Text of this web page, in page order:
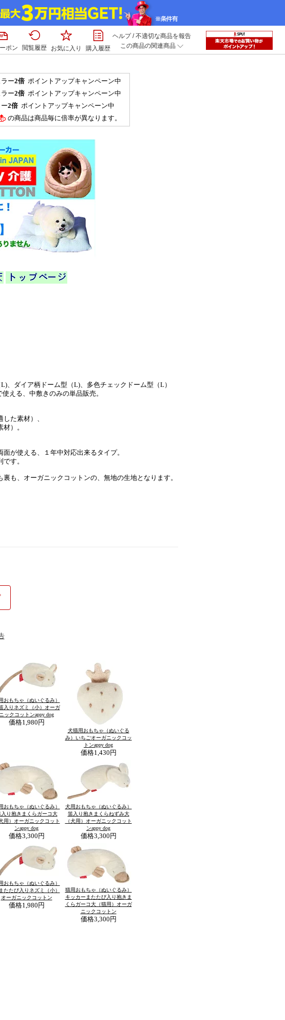
ポン 閲覧履歴 お気に入り 購入履歴
ヘルプ/不適切な商品を報告
この商品の関連商品
ー2倍ポイントアップキャンペーン中
ー2倍ポイントアップキャンペーン中
2倍ポイントアップキャンペーン中
の商品は商品毎に倍率が異なります。
、ダイア柄ドーム型（L)、多色チェックドーム型（L）
える、中敷きのみの単品販売。
た素材）、
）。
が使える、１年中対応出来るタイプ。
す。
も、オーガニックコットンの、無地の生地となります。
おもちゃ（ぬいぐるみ）
入りネズミ（小）オーガ
ニックコットンappy dog
価格1,980円
犬猫用おもちゃ（ぬいぐる
み）いちごオーガニックコッ
トンappy dog
価格1,430円
おもちゃ（ぬいぐるみ）
入り抱きまくらガーコ大
犬用）オーガニックコット
ンappy dog
価格3,300円
犬用おもちゃ（ぬいぐるみ）
笛入り抱きまくらねずみ大
（犬用）オーガニックコット
ンappy dog
価格3,300円
おもちゃ（ぬいぐるみ）
たたび入りネズミ（小）
オーガニックコットン
価格1,980円
猫用おもちゃ（ぬいぐるみ）
キッカーまたたび入り抱きま
くらガーコ大（猫用）オーガ
ニックコットン
価格3,300円